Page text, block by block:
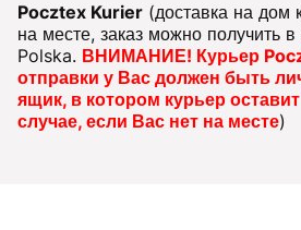
Pocztex Kurier (доставка на дом
на месте, заказ можно получить
Polska. ВНИМАНИЕ! Курьер
отправки у Вас должен быть
ящик, в котором курьер
случае, если Вас нет на месте)